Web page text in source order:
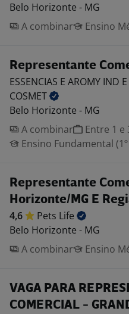
Belo Horizonte - MG
A combinar
Ensino
Representante
ESSENCIAS E AROMY IND
COSMET
Belo Horizonte - MG
A combinar
Entre 1 e
Ensino Fundamental
Representante
Horizonte/MG E
4,6 Pets Life
Belo Horizonte - MG
A combinar
Ensino
VAGA PARA
COMERCIAL -